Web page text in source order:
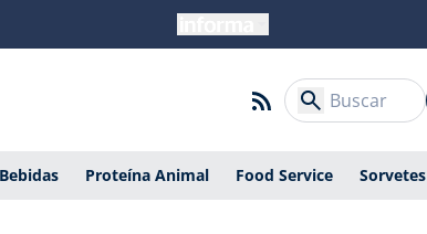
Bebidas Proteína Animal Food Service Sorvetes